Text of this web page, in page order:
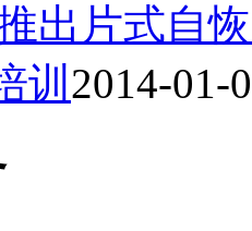
出片式自
训 2014-01-